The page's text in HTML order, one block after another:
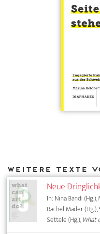
Neue
In: Nina Bandi
Rachel Mader
Settele (Hg.),What